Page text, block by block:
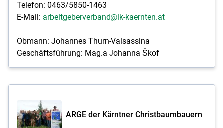
Telefon: 0463/5850-1463
E-Mail: arbeitgeberverband@lk-kaernten.at
Obmann: Johannes Thurn-Valsassina
Geschäftsführung: Mag.a Johanna Škof
ARGE der Kärntner Christbaumbauern